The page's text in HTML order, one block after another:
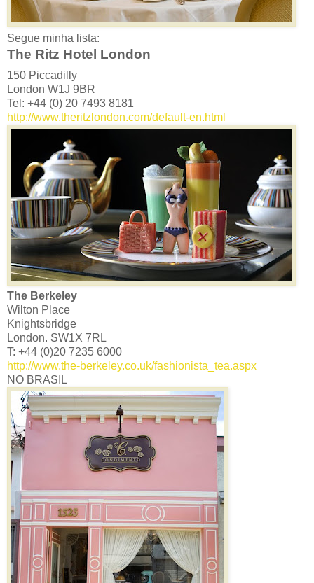
Segue minha lista:
The Ritz Hotel London
150 Piccadilly
London W1J 9BR
Tel: +44 (0) 20 7493 8181
http://www.theritzlondon.com/default-en.html
The Berkeley
Wilton Place
Knightsbridge
London. SW1X 7RL
T: +44 (0)20 7235 6000
http://www.the-berkeley.co.uk/fashionista_tea.aspx
NO BRASIL